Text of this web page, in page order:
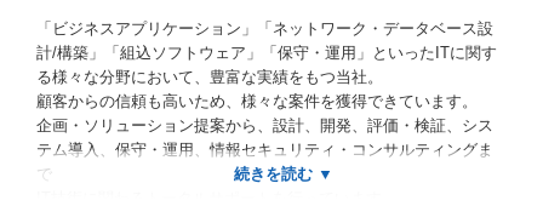
「ビジネスアプリケーション」「ネットワーク・データベース設
計/構築」「組込ソフトウェア」「保守・運用」といったITに関す
る様々な分野において、豊富な実績をもつ当社。
顧客からの信頼も高いため、様々な案件を獲得できています。
企画・ソリューション提案から、設計、開発、評価・検証、シス
テム導入、保守・運用、情報セキュリティ・コンサルティングま
で